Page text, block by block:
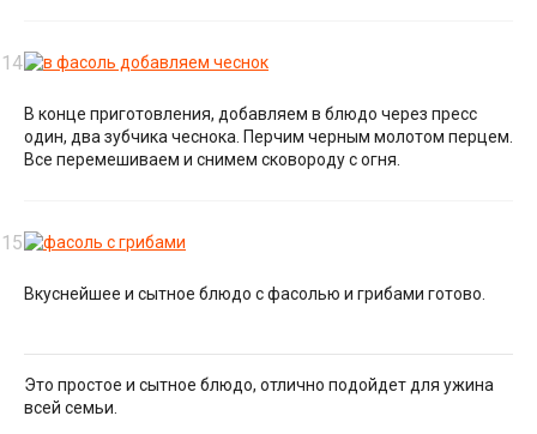
В конце приготовления, добавляем в блюдо через пресс
один, два зубчика чеснока. Перчим черным молотом перцем.
Все перемешиваем и снимем сковороду с огня.
Вкуснейшее и сытное блюдо с фасолью и грибами готово.
Это простое и сытное блюдо, отлично подойдет для ужина
всей семьи.